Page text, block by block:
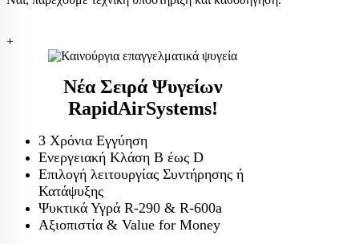
+
Νέα Σειρά Ψυγείων
RapidAirSystems!
3 Χρόνια Εγγύηση
Ενεργειακή Κλάση Β έως D
Επιλογή λειτουργίας Συντήρησης ή
Κατάψυξης
Ψυκτικά Υγρά R-290 & R-600a
Αξιοπιστία & Value for Money